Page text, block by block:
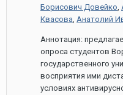
Борисович Довейко,
Квасова, Анатолий
Аннотация:
опроса студентов
государственного
восприятия ими
условиях